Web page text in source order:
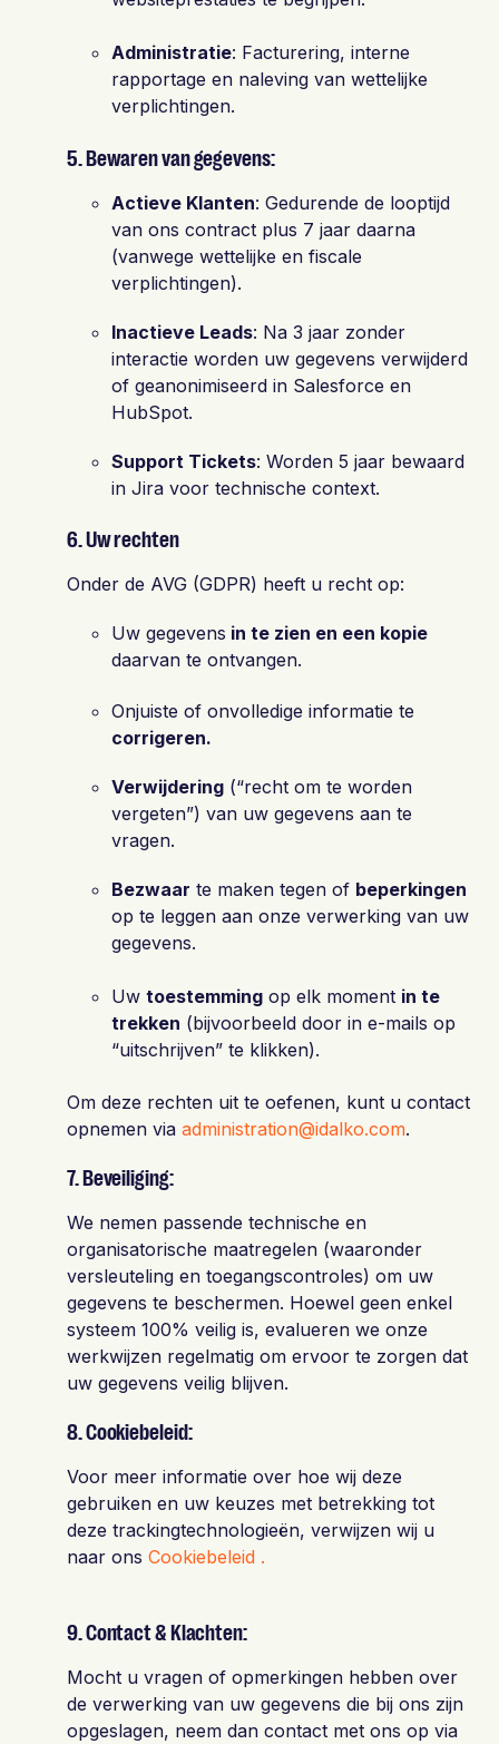
Administratie: Facturering, interne
rapportage en naleving van wettelijke
verplichtingen.
5. Bewaren van gegevens:
Actieve Klanten: Gedurende de looptijd
van ons contract plus 7 jaar daarna
(vanwege wettelijke en fiscale
verplichtingen).
Inactieve Leads: Na 3 jaar zonder
interactie worden uw gegevens verwijderd
of geanonimiseerd in Salesforce en
HubSpot.
Support Tickets: Worden 5 jaar bewaard
in Jira voor technische context.
6. Uw rechten
Onder de AVG (GDPR) heeft u recht op:
Uw gegevens in te zien en een kopie
daarvan te ontvangen.
Onjuiste of onvolledige informatie te
corrigeren.
Verwijdering (“recht om te worden
vergeten”) van uw gegevens aan te
vragen.
Bezwaar te maken tegen of beperkingen
op te leggen aan onze verwerking van uw
gegevens.
Uw toestemming op elk moment in te
trekken (bijvoorbeeld door in e-mails op
“uitschrijven” te klikken).
Om deze rechten uit te oefenen, kunt u contact
opnemen via administration@idalko.com.
7. Beveiliging:
We nemen passende technische en
organisatorische maatregelen (waaronder
versleuteling en toegangscontroles) om uw
gegevens te beschermen. Hoewel geen enkel
systeem 100% veilig is, evalueren we onze
werkwijzen regelmatig om ervoor te zorgen dat
uw gegevens veilig blijven.
8. Cookiebeleid:
Voor meer informatie over hoe wij deze
gebruiken en uw keuzes met betrekking tot
deze trackingtechnologieën, verwijzen wij u
naar ons Cookiebeleid .
9. Contact & Klachten:
Mocht u vragen of opmerkingen hebben over
de verwerking van uw gegevens die bij ons zijn
opgeslagen, neem dan contact met ons op via